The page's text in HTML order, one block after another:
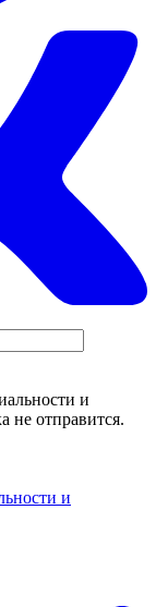
и
не отправится.
и